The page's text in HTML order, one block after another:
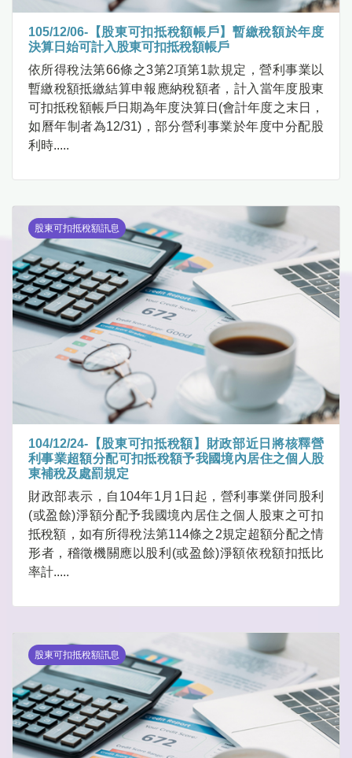
105/12/06-【股東可扣抵稅額帳戶】暫繳稅額於年度
決算日始可計入股東可扣抵稅額帳戶
依所得稅法第66條之3第2項第1款規定，營利事業以
暫繳稅額抵繳結算申報應納稅額者，計入當年度股東
可扣抵稅額帳戶日期為年度決算日(會計年度之末日，
如曆年制者為12/31)，部分營利事業於年度中分配股
利時.....
股東可扣抵稅額訊息
104/12/24-【股東可扣抵稅額】財政部近日將核釋營
利事業超額分配可扣抵稅額予我國境內居住之個人股
東補稅及處罰規定
財政部表示，自104年1月1日起，營利事業併同股利
(或盈餘)淨額分配予我國境內居住之個人股東之可扣
抵稅額，如有所得稅法第114條之2規定超額分配之情
形者，稽徵機關應以股利(或盈餘)淨額依稅額扣抵比
率計.....
股東可扣抵稅額訊息